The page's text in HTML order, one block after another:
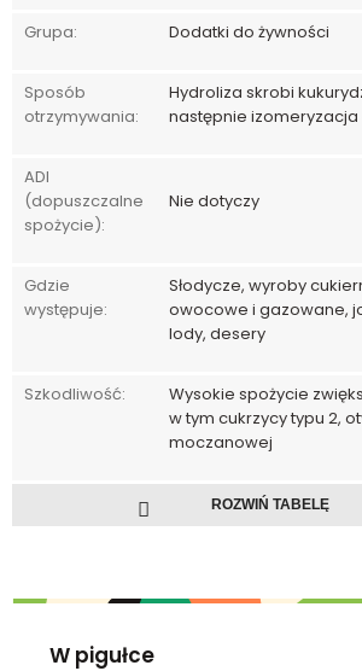
Grupa: Dodatki do żywności
Sposób
otrzymywania:
Hydroliza skrobi
następnie
ADI
(dopuszczalne
spożycie):
Nie dotyczy
Gdzie
występuje:
Słodycze, wyroby
owocowe i gazowane,
lody, desery
Szkodliwość:
Wysokie spożycie
w tym cukrzycy typu 2,
moczanowej
ROZWIŃ TABELĘ
W pigułce